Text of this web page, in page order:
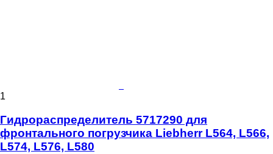
1
Гидрораспределитель 5717290 для
фронтального погрузчика Liebherr L564, L566,
L574, L576, L580